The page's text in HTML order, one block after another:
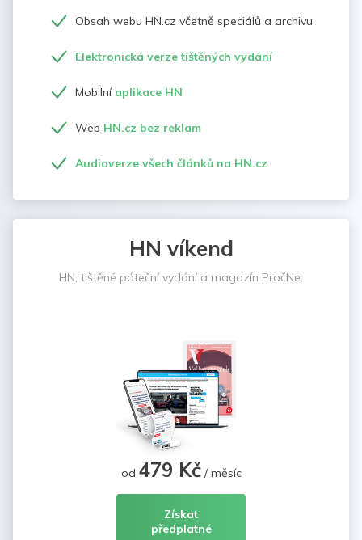
Obsah webu HN.cz včetně speciálů a archivu
Elektronická verze tištěných vydání
Mobilní aplikace HN
Web HN.cz bez reklam
Audioverze všech článků na HN.cz
HN víkend
HN, tištěné páteční vydání a magazín PročNe.
od 479 Kč/ měsíc
Získat
předplatné